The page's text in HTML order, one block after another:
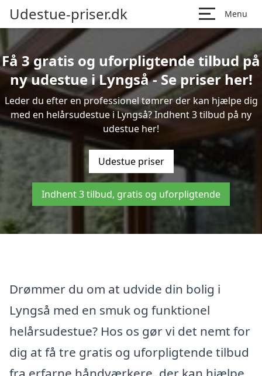
Udestue-priser.dk Menu
Få 3 gratis og uforpligtende tilbud på
ny udestue i Lyngså - Se priser her!
Leder du efter en professionel tømrer der kan hjælpe dig
med en helårsudestue i Lyngså? Indhent 3 tilbud på ny
udestue her!
Udestue priser
Indhent 3 tilbud, gratis og uforpligtende
Drømmer du om at udvide din bolig i
Lyngså med en smuk og funktionel
helårsudestue? Hos os gør vi det nemt for
dig at få tre gratis og uforpligtende tilbud